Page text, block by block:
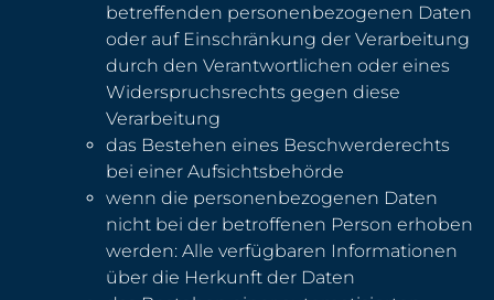
betreffenden personenbezogenen Daten
oder auf Einschränkung der Verarbeitung
durch den Verantwortlichen oder eines
Widerspruchsrechts gegen diese
Verarbeitung
das Bestehen eines Beschwerderechts
bei einer Aufsichtsbehörde
wenn die personenbezogenen Daten
nicht bei der betroffenen Person erhoben
werden: Alle verfügbaren Informationen
über die Herkunft der Daten